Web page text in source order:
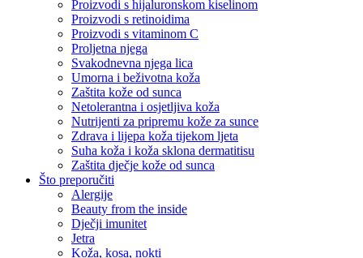
Proizvodi s hijaluronskom kiselinom
Proizvodi s retinoidima
Proizvodi s vitaminom C
Proljetna njega
Svakodnevna njega lica
Umorna i beživotna koža
Zaštita kože od sunca
Netolerantna i osjetljiva koža
Nutrijenti za pripremu kože za sunce
Zdrava i lijepa koža tijekom ljeta
Suha koža i koža sklona dermatitisu
Zaštita dječje kože od sunca
Što preporučiti
Alergije
Beauty from the inside
Dječji imunitet
Jetra
Koža, kosa, nokti